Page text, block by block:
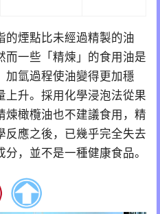
的煙點比未經過精製的油
而一些「精煉」的食用油是
加氫過程使油變得更加穩
上升。採用化學浸泡法從果
煉橄欖油也不建議食用，精
反應之後，已幾乎完全失去
分，並不是一種健康食品。